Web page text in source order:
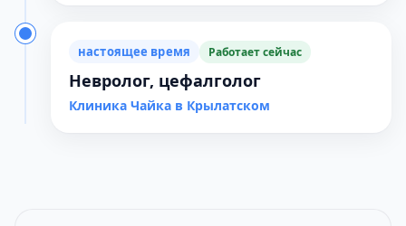
настоящее время Работает сейчас
Невролог, цефалголог
Клиника Чайка в Крылатском